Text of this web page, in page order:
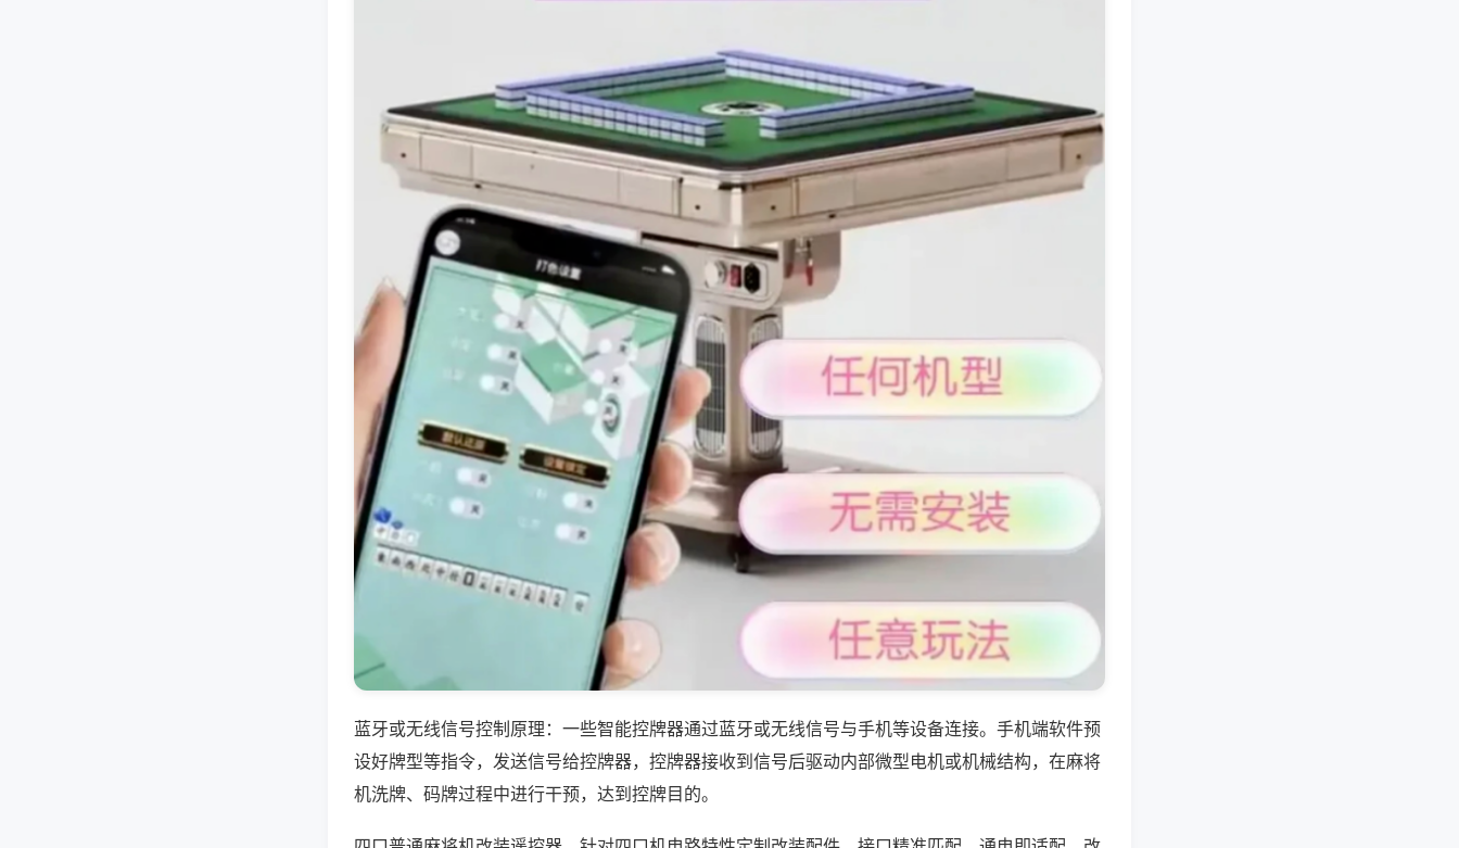
蓝牙或无线信号控制原理：一些智能控牌器通过蓝牙或无线信号与手机等设备连接。手机端软件预
设好牌型等指令，发送信号给控牌器，控牌器接收到信号后驱动内部微型电机或机械结构，在麻将
机洗牌、码牌过程中进行干预，达到控牌目的。